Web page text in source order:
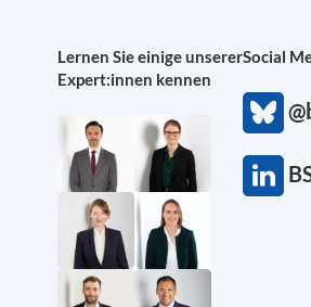
Lernen Sie einige unserer
Expert:innen kennen
Social